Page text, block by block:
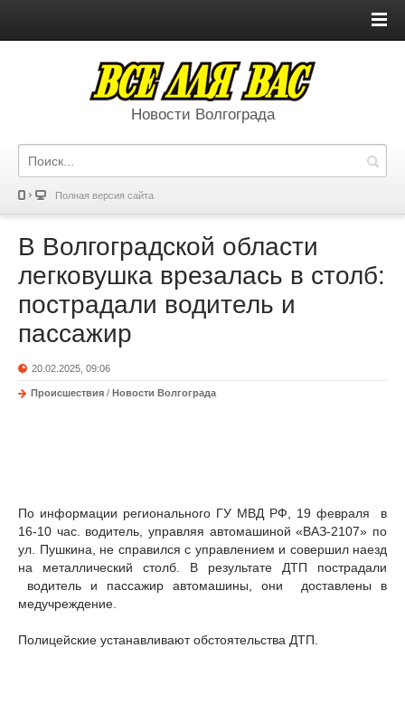
Новости Волгограда
Полная версия сайта
В Волгоградской области
легковушка врезалась в столб:
пострадали водитель и
пассажир
20.02.2025, 09:06
Происшествия / Новости Волгограда
По информации регионального ГУ МВД РФ, 19 февраля в
16-10 час. водитель, управляя автомашиной «ВАЗ-2107» по
ул. Пушкина, не справился с управлением и совершил наезд
на металлический столб. В результате ДТП пострадали
водитель и пассажир автомашины, они доставлены в
медучреждение.
Полицейские устанавливают обстоятельства ДТП.